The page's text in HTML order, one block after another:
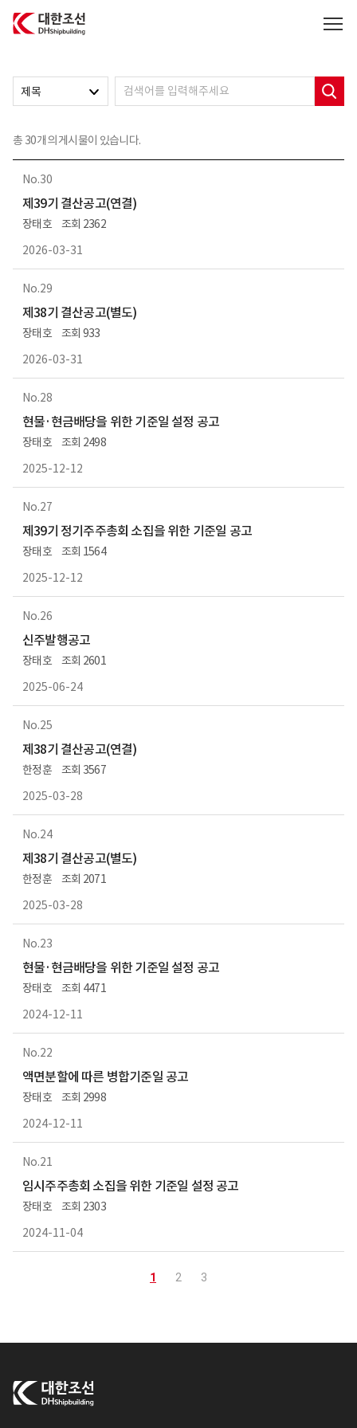
대한조선주식회사
제목
총 30개의 게시물이 있습니다.
30
제39기 결산공고(연결)
장태호
2362
2026-03-31
29
제38기 결산공고(별도)
장태호
933
2026-03-31
28
현물·현금배당을 위한 기준일 설정 공고
장태호
2498
2025-12-12
27
제39기 정기주주총회 소집을 위한 기준일 공고
장태호
1564
2025-12-12
26
신주발행공고
장태호
2601
2025-06-24
25
제38기 결산공고(연결)
한정훈
3567
2025-03-28
24
제38기 결산공고(별도)
한정훈
2071
2025-03-28
23
현물·현금배당을 위한 기준일 설정 공고
장태호
4471
2024-12-11
22
액면분할에 따른 병합기준일 공고
장태호
2998
2024-12-11
21
임시주주총회 소집을 위한 기준일 설정 공고
장태호
2303
2024-11-04
1 2 3